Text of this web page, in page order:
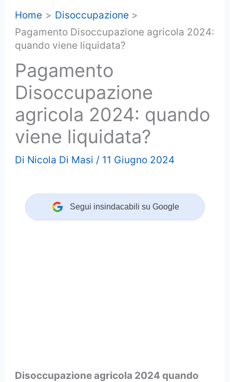
Home
Disoccupazione
Pagamento Disoccupazione agricola 2024:
quando viene liquidata?
Pagamento
Disoccupazione
agricola 2024: quando
viene liquidata?
Di Nicola Di Masi / 11 Giugno 2024
Segui insindacabili su Google
Disoccupazione agricola 2024 quando